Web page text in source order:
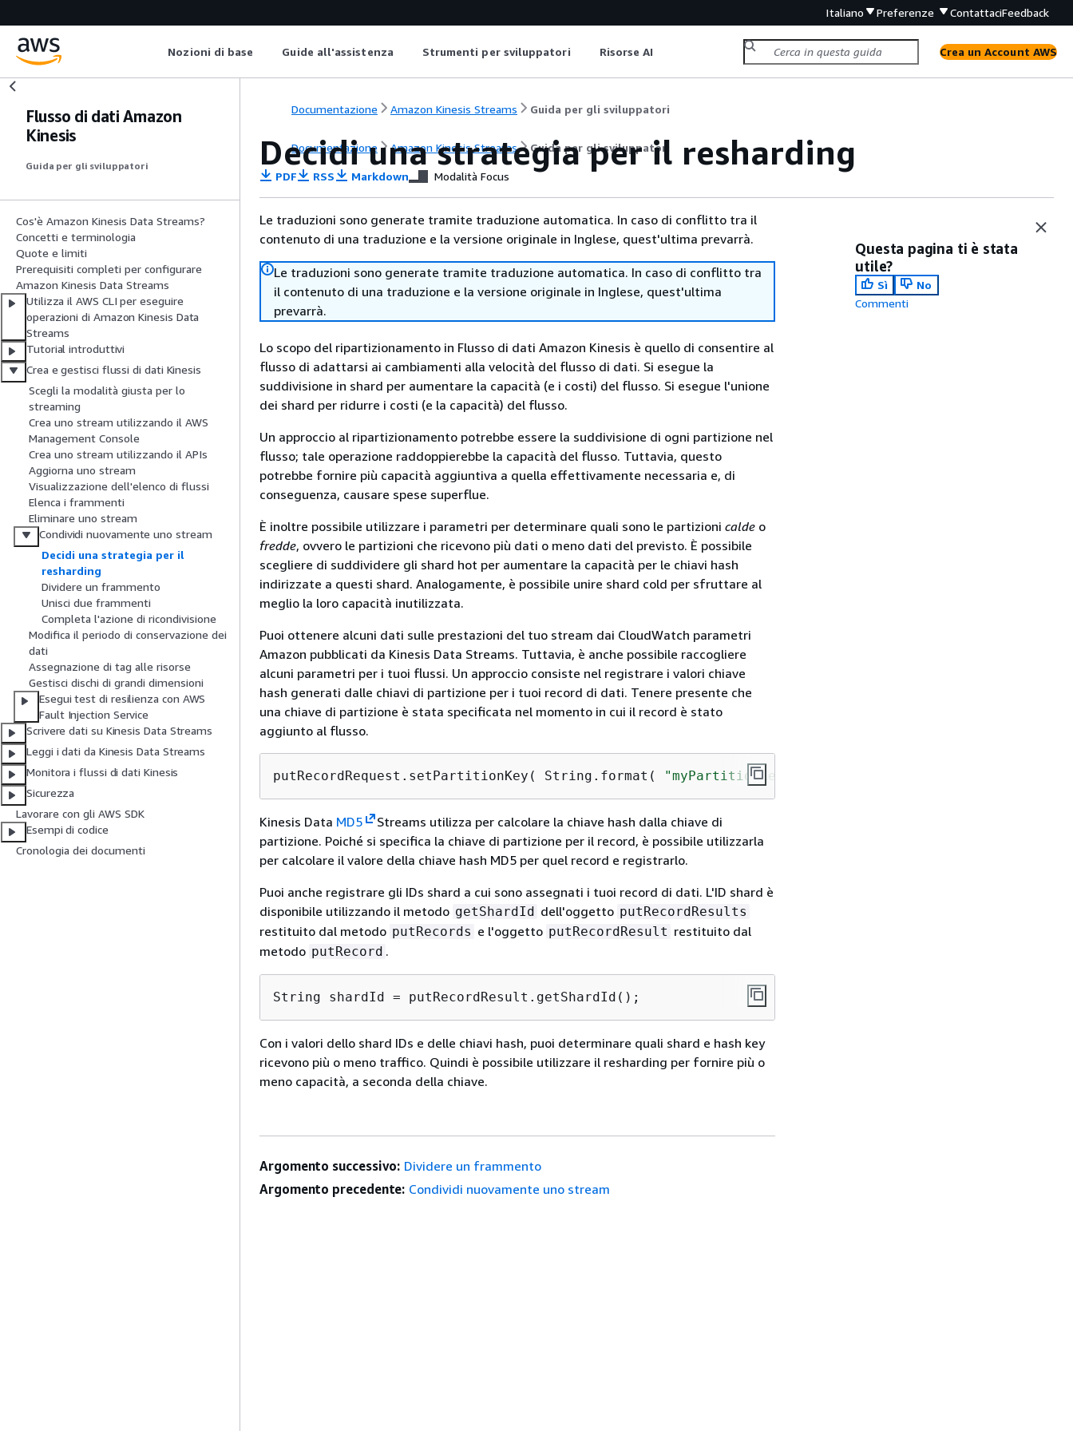
Italiano Preferenze ContattaciFeedback
Nozioni di base Guide all'assistenza Strumenti per sviluppatori Risorse AI Crea un Account AWS
Flusso di dati Amazon
Kinesis
Guida per gli sviluppatori
Cos'è Amazon Kinesis Data Streams?
Concetti e terminologia
Quote e limiti
Prerequisiti completi per configurare
Amazon Kinesis Data Streams
Utilizza il AWS CLI per eseguire
operazioni di Amazon Kinesis Data
Streams
Tutorial introduttivi
Crea e gestisci flussi di dati Kinesis
Scegli la modalità giusta per lo
streaming
Crea uno stream utilizzando il AWS
Management Console
Crea uno stream utilizzando il APIs
Aggiorna uno stream
Visualizzazione dell'elenco di flussi
Elenca i frammenti
Eliminare uno stream
Condividi nuovamente uno stream
Decidi una strategia per il
resharding
Dividere un frammento
Unisci due frammenti
Completa l'azione di ricondivisione
Modifica il periodo di conservazione dei
dati
Assegnazione di tag alle risorse
Gestisci dischi di grandi dimensioni
Esegui test di resilienza con AWS
Fault Injection Service
Scrivere dati su Kinesis Data Streams
Leggi i dati da Kinesis Data Streams
Monitora i flussi di dati Kinesis
Sicurezza
Lavorare con gli AWS SDK
Esempi di codice
Cronologia dei documenti
Documentazione Amazon Kinesis Streams Guida per gli sviluppatori
Documentazione Amazon Kinesis Streams Guida per gli sviluppatori
Decidi una strategia per il resharding
PDF RSS Markdown Modalità Focus
Le traduzioni sono generate tramite traduzione automatica. In caso di conflitto tra il
contenuto di una traduzione e la versione originale in Inglese, quest'ultima prevarrà.
Le traduzioni sono generate tramite traduzione automatica. In caso di conflitto tra
il contenuto di una traduzione e la versione originale in Inglese, quest'ultima
prevarrà.
Lo scopo del ripartizionamento in Flusso di dati Amazon Kinesis è quello di consentire al
flusso di adattarsi ai cambiamenti alla velocità del flusso di dati. Si esegue la
suddivisione in shard per aumentare la capacità (e i costi) del flusso. Si esegue l'unione
dei shard per ridurre i costi (e la capacità) del flusso.
Un approccio al ripartizionamento potrebbe essere la suddivisione di ogni partizione nel
flusso; tale operazione raddoppierebbe la capacità del flusso. Tuttavia, questo
potrebbe fornire più capacità aggiuntiva a quella effettivamente necessaria e, di
conseguenza, causare spese superflue.
È inoltre possibile utilizzare i parametri per determinare quali sono le partizioni calde o
fredde, ovvero le partizioni che ricevono più dati o meno dati del previsto. È possibile
scegliere di suddividere gli shard hot per aumentare la capacità per le chiavi hash
indirizzate a questi shard. Analogamente, è possibile unire shard cold per sfruttare al
meglio la loro capacità inutilizzata.
Puoi ottenere alcuni dati sulle prestazioni del tuo stream dai CloudWatch parametri
Amazon pubblicati da Kinesis Data Streams. Tuttavia, è anche possibile raccogliere
alcuni parametri per i tuoi flussi. Un approccio consiste nel registrare i valori chiave
hash generati dalle chiavi di partizione per i tuoi record di dati. Tenere presente che
una chiave di partizione è stata specificata nel momento in cui il record è stato
aggiunto al flusso.
putRecordRequest.setPartitionKey( String.format( "myPartitionKey"
Kinesis Data MD5
Streams utilizza per calcolare la chiave hash dalla chiave di
partizione. Poiché si specifica la chiave di partizione per il record, è possibile utilizzarla
per calcolare il valore della chiave hash MD5 per quel record e registrarlo.
Puoi anche registrare gli IDs shard a cui sono assegnati i tuoi record di dati. L'ID shard è
disponibile utilizzando il metodo getShardId dell'oggetto putRecordResults
restituito dal metodo putRecords e l'oggetto putRecordResult restituito dal
metodo putRecord .
String shardId = putRecordResult.getShardId();
Con i valori dello shard IDs e delle chiavi hash, puoi determinare quali shard e hash key
ricevono più o meno traffico. Quindi è possibile utilizzare il resharding per fornire più o
meno capacità, a seconda della chiave.
Questa pagina ti è stata
utile?
Sì
No
Commenti
Argomento successivo: Dividere un frammento
Argomento precedente: Condividi nuovamente uno stream